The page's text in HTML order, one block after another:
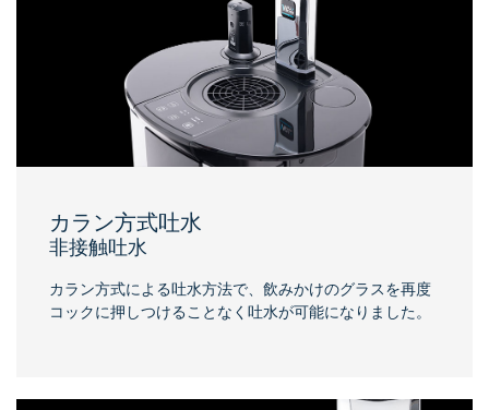
カラン方式吐水
非接触吐水
カラン方式による吐水方法で、飲みかけのグラスを再度
コックに押しつけることなく吐水が可能になりました。